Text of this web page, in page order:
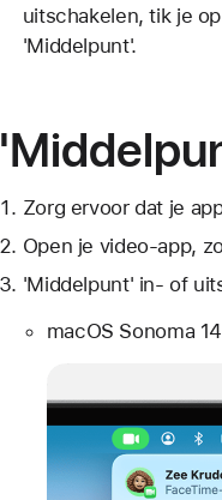
uitschakelen, tik je
'Middelpunt'.
Zorg ervoor dat je
Open je video-app,
'Middelpunt' in- of
macOS Sonoma